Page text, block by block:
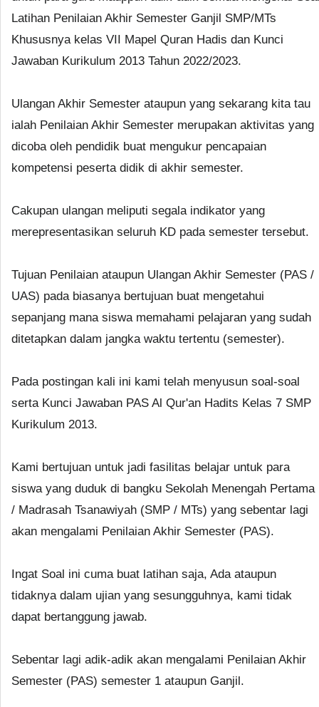
Latihan Penilaian Akhir Semester Ganjil SMP/MTs
Khususnya kelas VII Mapel Quran Hadis dan Kunci
Jawaban Kurikulum 2013 Tahun 2022/2023.
Ulangan Akhir Semester ataupun yang sekarang kita tau
ialah Penilaian Akhir Semester merupakan aktivitas yang
dicoba oleh pendidik buat mengukur pencapaian
kompetensi peserta didik di akhir semester.
Cakupan ulangan meliputi segala indikator yang
merepresentasikan seluruh KD pada semester tersebut.
Tujuan Penilaian ataupun Ulangan Akhir Semester (PAS /
UAS) pada biasanya bertujuan buat mengetahui
sepanjang mana siswa memahami pelajaran yang sudah
ditetapkan dalam jangka waktu tertentu (semester).
Pada postingan kali ini kami telah menyusun soal-soal
serta Kunci Jawaban PAS Al Qur'an Hadits Kelas 7 SMP
Kurikulum 2013.
Kami bertujuan untuk jadi fasilitas belajar untuk para
siswa yang duduk di bangku Sekolah Menengah Pertama
/ Madrasah Tsanawiyah (SMP / MTs) yang sebentar lagi
akan mengalami Penilaian Akhir Semester (PAS).
Ingat Soal ini cuma buat latihan saja, Ada ataupun
tidaknya dalam ujian yang sesungguhnya, kami tidak
dapat bertanggung jawab.
Sebentar lagi adik-adik akan mengalami Penilaian Akhir
Semester (PAS) semester 1 ataupun Ganjil.